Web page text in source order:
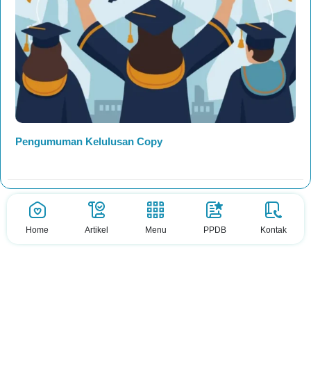
Pengumuman Kelulusan Copy
Home Artikel Menu PPDB Kontak